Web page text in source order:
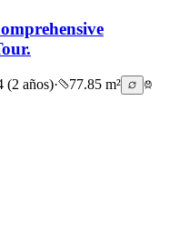
(2 años)·
77.85 m²